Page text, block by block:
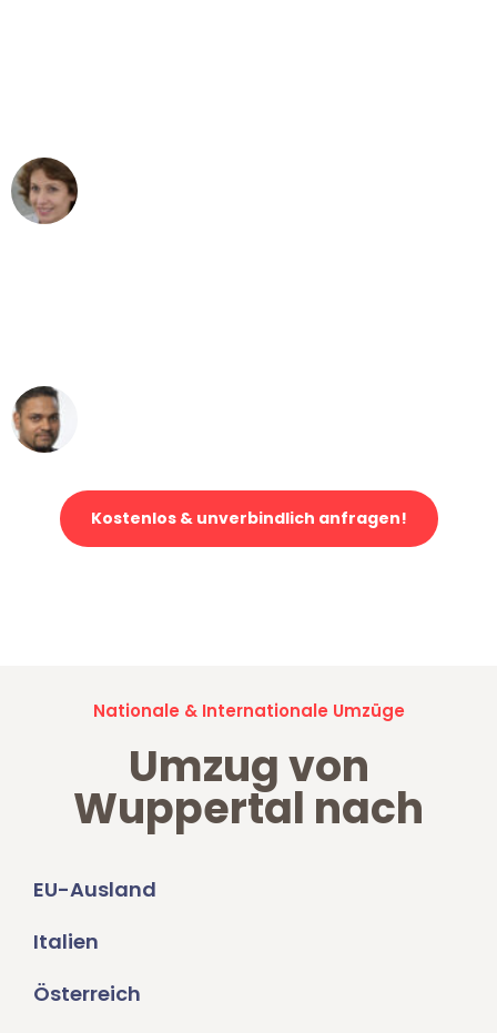
Kostenlos & unverbindlich anfragen!
Nationale & Internationale Umzüge
Umzug von
Wuppertal nach
EU-Ausland
Italien
Österreich